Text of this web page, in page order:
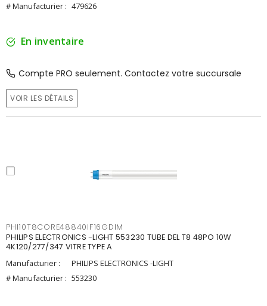
# Manufacturier : 479626
En inventaire
Compte PRO seulement. Contactez votre succursale
VOIR LES DÉTAILS
PHI10T8CORE48840IF16GDIM
PHILIPS ELECTRONICS -LIGHT 553230 TUBE DEL T8 48PO 10W
4K120/277/347 VITRE TYPE A
Manufacturier :
PHILIPS ELECTRONICS -LIGHT
# Manufacturier : 553230